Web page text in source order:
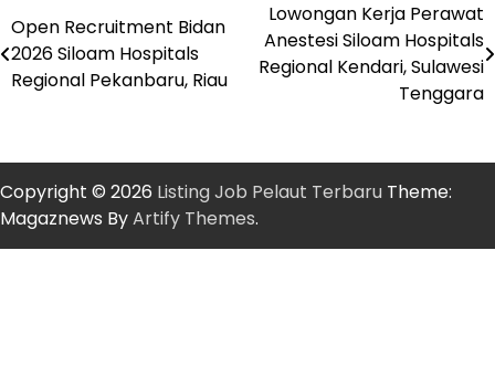
Post
navigation
Open Recruitment Bidan
2026 Siloam Hospitals
Regional Pekanbaru, Riau
Lowongan Kerja Perawat
Anestesi Siloam Hospitals
Regional Kendari, Sulawesi
Tenggara
Copyright © 2026 Listing Job Pelaut Terbaru Theme:
Magaznews ByArtify Themes.